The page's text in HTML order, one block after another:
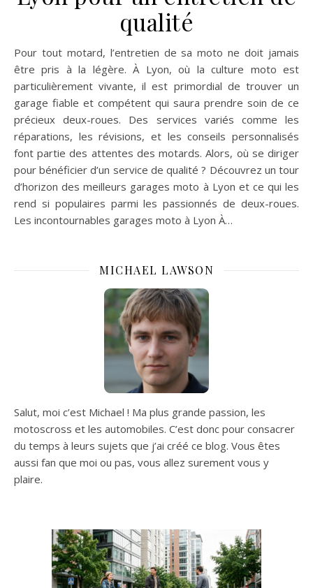
qualité
Pour tout motard, l’entretien de sa moto ne doit jamais
être pris à la légère. À Lyon, où la culture moto est
particulièrement vivante, il est primordial de trouver un
garage fiable et compétent qui saura prendre soin de ce
précieux deux-roues. Des services variés comme les
réparations, les révisions, et les conseils personnalisés
font partie des attentes des motards. Alors, où se diriger
pour bénéficier d’un service de qualité ? Découvrez un tour
d’horizon des meilleurs garages moto à Lyon et ce qui les
rend si populaires parmi les passionnés de deux-roues.
Les incontournables garages moto à Lyon À…
MICHAEL LAWSON
Salut, moi c’est Michael ! Ma plus grande passion, les
motoscross et les automobiles. C’est donc pour consacrer
du temps à leurs sujets que j’ai créé ce blog. Vous êtes
aussi fan que moi ou pas, vous allez surement vous y
plaire.